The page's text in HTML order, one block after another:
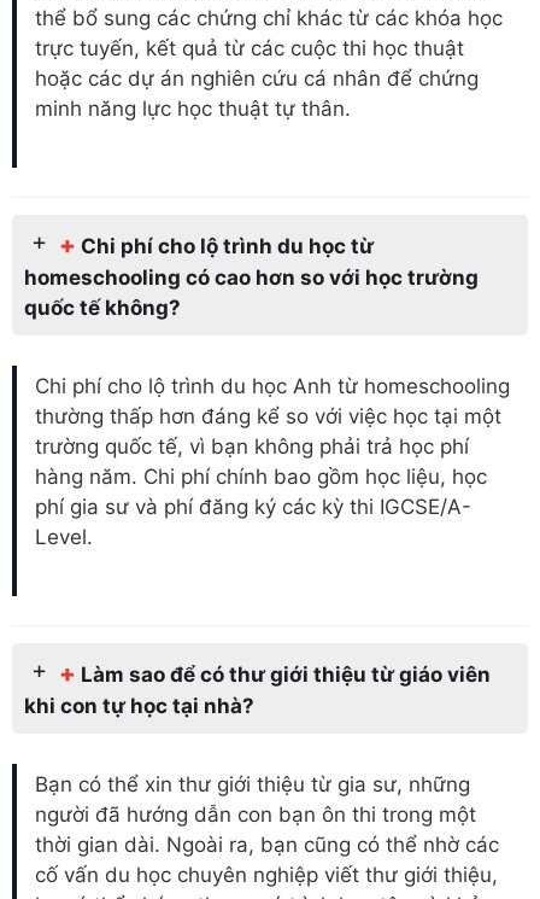
thể bổ sung các chứng chỉ khác từ các khóa học
trực tuyến, kết quả từ các cuộc thi học thuật
hoặc các dự án nghiên cứu cá nhân để chứng
minh năng lực học thuật tự thân.
+ Chi phí cho lộ trình du học từ
homeschooling có cao hơn so với học trường
quốc tế không?
Chi phí cho lộ trình du học Anh từ homeschooling
thường thấp hơn đáng kể so với việc học tại một
trường quốc tế, vì bạn không phải trả học phí
hàng năm. Chi phí chính bao gồm học liệu, học
phí gia sư và phí đăng ký các kỳ thi IGCSE/A-
Level.
+ Làm sao để có thư giới thiệu từ giáo viên
khi con tự học tại nhà?
Bạn có thể xin thư giới thiệu từ gia sư, những
người đã hướng dẫn con bạn ôn thi trong một
thời gian dài. Ngoài ra, bạn cũng có thể nhờ các
cố vấn du học chuyên nghiệp viết thư giới thiệu,